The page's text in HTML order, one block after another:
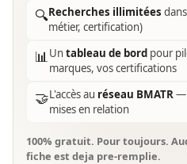
🔍Recherches illimitées
métier, certification)
📊Untableau de bord pour
marques, vos certifications
🤝L'accès au réseau BMATR—
mises en relation
100% gratuit. Pour toujours.
fiche est deja pre-remplie.